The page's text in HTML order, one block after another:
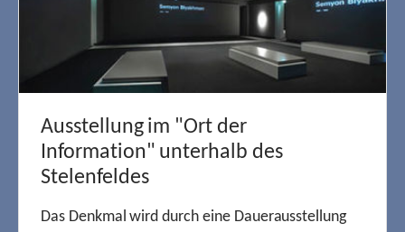
Ausstellung im "Ort der
Information" unterhalb des
Stelenfeldes
Das Denkmal wird durch eine Dauerausstellung